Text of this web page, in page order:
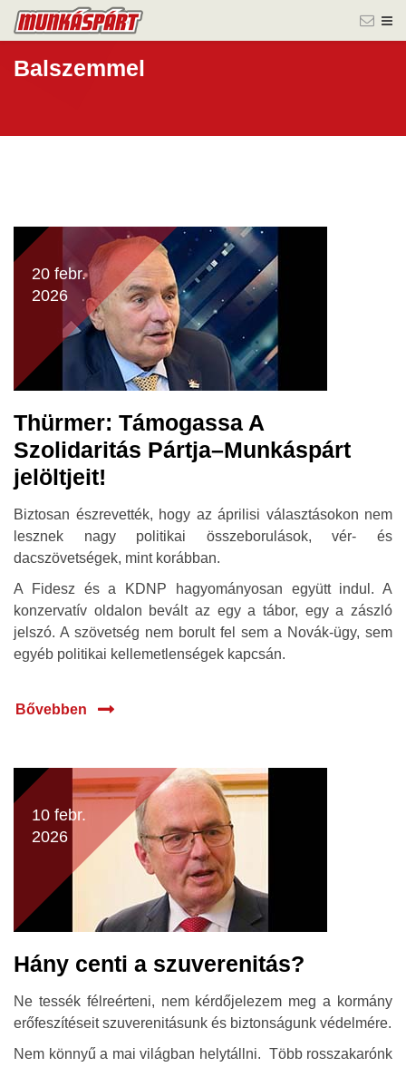
Balszemmel
20 febr.
2026
Thürmer: Támogassa A
Szolidaritás Pártja–Munkáspárt
jelöltjeit!
Biztosan észrevették, hogy az áprilisi választásokon nem
lesznek nagy politikai összeborulások, vér- és
dacszövetségek, mint korábban.
A Fidesz és a KDNP hagyományosan együtt indul. A
konzervatív oldalon bevált az egy a tábor, egy a zászló
jelszó. A szövetség nem borult fel sem a Novák-ügy, sem
egyéb politikai kellemetlenségek kapcsán.
Bővebben
10 febr.
2026
Hány centi a szuverenitás?
Ne tessék félreérteni, nem kérdőjelezem meg a kormány
erőfeszítéseit szuverenitásunk és biztonságunk védelmére.
Nem könnyű a mai világban helytállni. Több rosszakarónk